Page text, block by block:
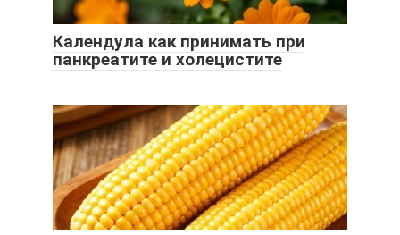
Календула как принимать при
панкреатите и холецистите